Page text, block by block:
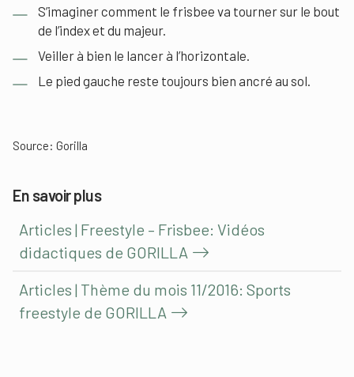
S’imaginer comment le frisbee va tourner sur le bout
de l’index et du majeur.
Veiller à bien le lancer à l’horizontale.
Le pied gauche reste toujours bien ancré au sol.
Source: Gorilla
En savoir plus
Articles | Freestyle – Frisbee: Vidéos
didactiques de GORILLA
Articles | Thème du mois 11/2016: Sports
freestyle de GORILLA